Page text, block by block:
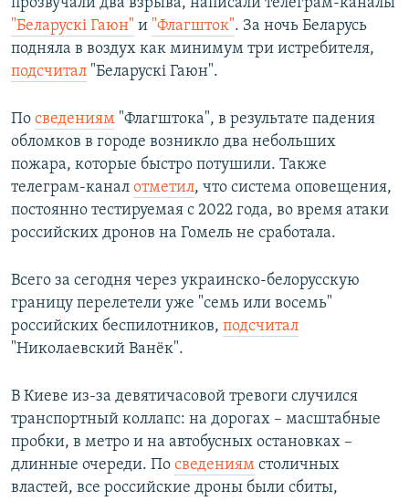
прозвучали два взрыва, написали телеграм-каналы
"Беларускі Гаюн" и "Флагшток". За ночь Беларусь
подняла в воздух как минимум три истребителя,
подсчитал "Беларускі Гаюн".
По сведениям "Флагштока", в результате падения
обломков в городе возникло два небольших
пожара, которые быстро потушили. Также
телеграм-канал отметил, что система оповещения,
постоянно тестируемая с 2022 года, во время атаки
российских дронов на Гомель не сработала.
Всего за сегодня через украинско-белорусскую
границу перелетели уже "семь или восемь"
российских беспилотников, подсчитал
"Николаевский Ванёк".
В Киеве из-за девятичасовой тревоги случился
транспортный коллапс: на дорогах – масштабные
пробки, в метро и на автобусных остановках –
длинные очереди. По сведениям столичных
властей, все российские дроны были сбиты,